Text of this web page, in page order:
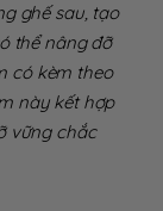
ghế sau, tạo
thể nâng đỡ
có kèm theo
này kết hợp
vững chắc